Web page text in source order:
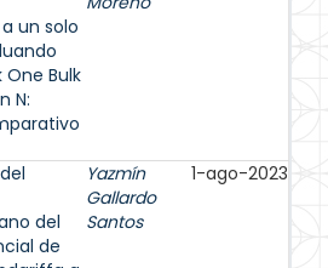
un solo
One Bulk
N:
del
de
Yazmín
Gallardo
Santos
1-ago-2023